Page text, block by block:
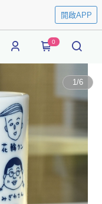
開啟APP
0
1/6